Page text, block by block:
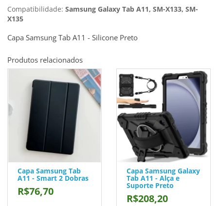
Compatibilidade: Samsung Galaxy Tab A11, SM-X133, SM-
X135
Capa Samsung Tab A11 - Silicone Preto
Produtos relacionados
Capa Samsung Tab
A11 - Smart 2 Dobras
R$76,70
Capa Samsung Galaxy
Tab A11 - Alça e
Suporte Preto
R$208,20